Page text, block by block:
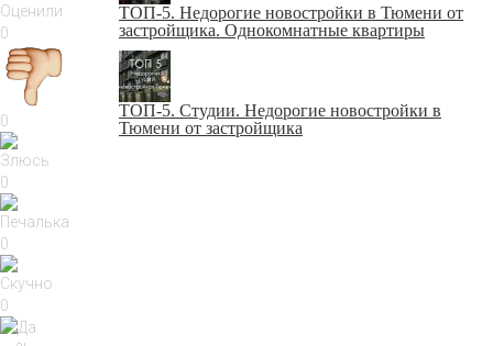
Оценили
0
0
0
0
0
ТОП-5. Недорогие новостройки в Тюмени от
застройщика. Однокомнатные квартиры
ТОП-5. Студии. Недорогие новостройки в
Тюмени от застройщика